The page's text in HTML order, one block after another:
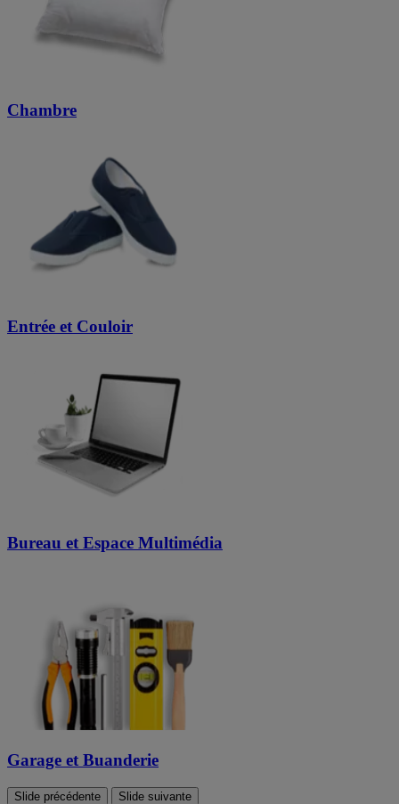
Chambre
Entrée et Couloir
Bureau et Espace Multimédia
Garage et Buanderie
Slide précédente Slide suivante